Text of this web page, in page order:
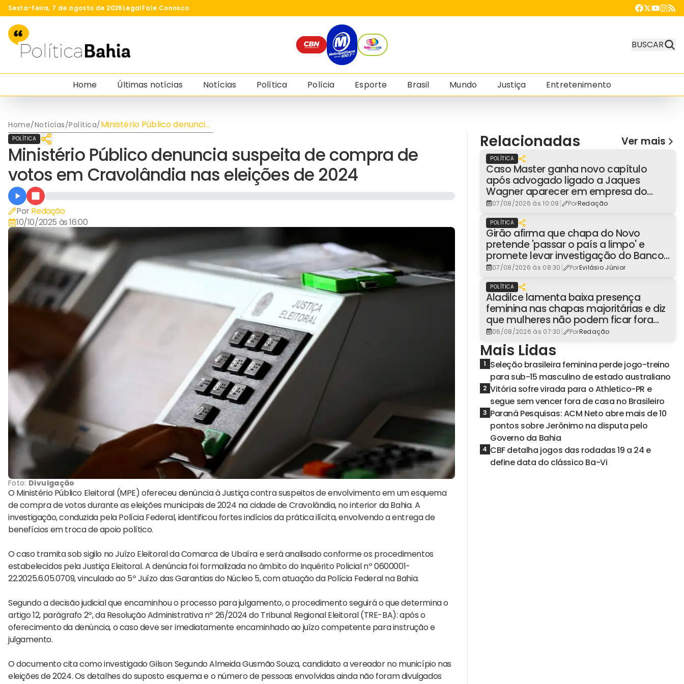
Sexta-feira, 7 de agosto de 2026LegalFale Conosco
BUSCAR
Home Últimas notícias Notícias Política Polícia Esporte Brasil Mundo Justiça Entretenimento
Home/Notícias/Política/Ministério Público denuncia
suspeita de compra de
eleições de 2024
POLÍTICA
Ministério Público denuncia suspeita de compra de
votos em Cravolândia nas eleições de 2024
Por Redação
10/10/2025 às 16:00
Foto: Divulgação
O Ministério Público Eleitoral (MPE) ofereceu denúncia à Justiça contra suspeitos de envolvimento em um esquema
de compra de votos durante as eleições municipais de 2024 na cidade de Cravolândia, no interior da Bahia. A
investigação, conduzida pela Polícia Federal, identificou fortes indícios da prática ilícita, envolvendo a entrega de
benefícios em troca de apoio político.
O caso tramita sob sigilo no Juízo Eleitoral da Comarca de Ubaíra e será analisado conforme os procedimentos
estabelecidos pela Justiça Eleitoral. A denúncia foi formalizada no âmbito do Inquérito Policial nº 0600001-
22.2025.6.05.0709, vinculado ao 5º Juízo das Garantias do Núcleo 5, com atuação da Polícia Federal na Bahia.
Segundo a decisão judicial que encaminhou o processo para julgamento, o procedimento seguirá o que determina o
artigo 12, parágrafo 2º, da Resolução Administrativa nº 26/2024 do Tribunal Regional Eleitoral (TRE-BA): após o
oferecimento da denúncia, o caso deve ser imediatamente encaminhado ao juízo competente para instrução e
julgamento.
O documento cita como investigado Gilson Segundo Almeida Gusmão Souza, candidato a vereador no município nas
eleições de 2024. Os detalhes do suposto esquema e o número de pessoas envolvidas ainda não foram divulgados
Relacionadas Ver mais
POLÍTICA
Caso Master ganha novo capítulo
após advogado ligado a Jaques
Wagner aparecer em empresa do
consignado
07/08/2026 às 10:09 | PorRedação
POLÍTICA
Girão afirma que chapa do Novo
pretende 'passar o país a limpo' e
promete levar investigação do Banco
Master à Presidência
07/08/2026 às 08:30 | PorEvilásio Júnior
POLÍTICA
Aladilce lamenta baixa presença
feminina nas chapas majoritárias e diz
que mulheres não podem ficar fora
dos espaços de poder
06/08/2026 às 07:30 | PorRedação
Mais Lidas
1 Seleção brasileira feminina perde jogo-treino
para sub-15 masculino de estado australiano
2 Vitória sofre virada para o Athletico-PR e
segue sem vencer fora de casa no Brasileiro
3 Paraná Pesquisas: ACM Neto abre mais de 10
pontos sobre Jerônimo na disputa pelo
Governo da Bahia
4 CBF detalha jogos das rodadas 19 a 24 e
define data do clássico Ba-Vi